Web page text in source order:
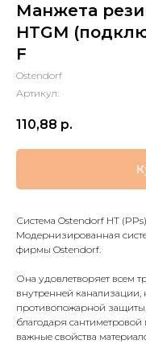
Манжета
HTGM
F
Ostendorf
Артикул:
110,88 р.
Система Ostendorf HT
Модернизированная
фирмы Ostendorf.
Она удовлетворяет всем
внутренней
противопожарной
благодаря
важные свойства